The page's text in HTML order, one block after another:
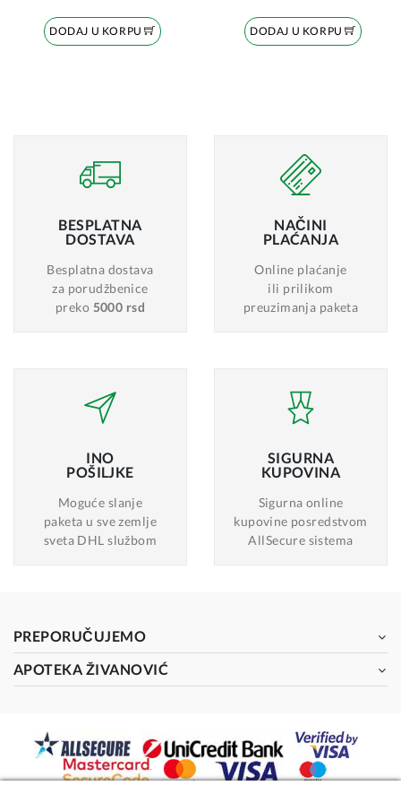
DODAJ U KORPU DODAJ U KORPU
BESPLATNA
DOSTAVA
Besplatna dostava
za porudžbenice
preko 5000 rsd
NAČINI
PLAĆANJA
Online plaćanje
ili prilikom
preuzimanja paketa
INO
POŠILJKE
Moguće slanje
paketa u sve zemlje
sveta DHL službom
SIGURNA
KUPOVINA
Sigurna online
kupovine posredstvom
AllSecure sistema
PREPORUČUJEMO
APOTEKA ŽIVANOVIĆ